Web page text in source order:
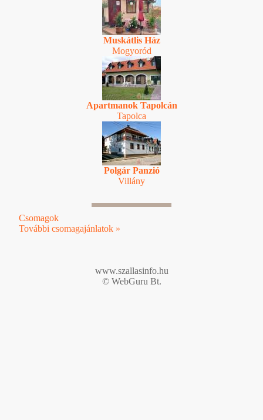
Muskátlis Ház
Mogyoród
Apartmanok Tapolcán
Tapolca
Polgár Panzió
Villány
Csomagok
További csomagajánlatok »
www.szallasinfo.hu
© WebGuru Bt.